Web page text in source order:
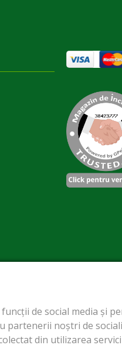
de social media și
noștri de
din utilizarea